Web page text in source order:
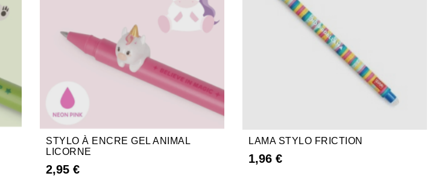
STYLO À ENCRE GEL ANIMAL
LICORNE
2,95 €
LAMA STYLO FRICTION
1,96 €